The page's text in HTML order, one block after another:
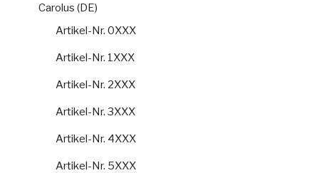
Carolus (DE)
Artikel-Nr. 0XXX
Artikel-Nr. 1XXX
Artikel-Nr. 2XXX
Artikel-Nr. 3XXX
Artikel-Nr. 4XXX
Artikel-Nr. 5XXX